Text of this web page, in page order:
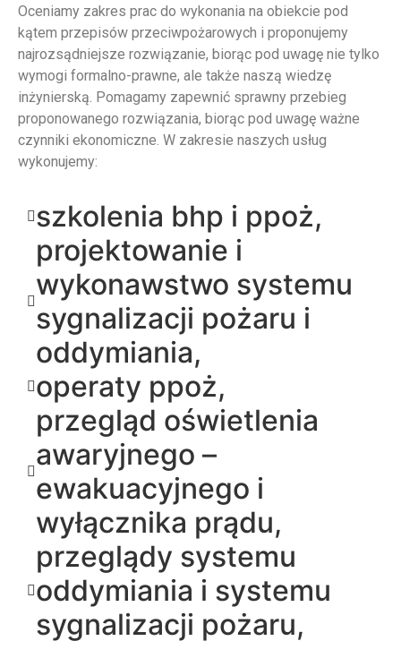
Oceniamy zakres prac do wykonania na obiekcie pod
kątem przepisów przeciwpożarowych i proponujemy
najrozsądniejsze rozwiązanie, biorąc pod uwagę nie tylko
wymogi formalno-prawne, ale także naszą wiedzę
inżynierską. Pomagamy zapewnić sprawny przebieg
proponowanego rozwiązania, biorąc pod uwagę ważne
czynniki ekonomiczne. W zakresie naszych usług
wykonujemy:
szkolenia bhp i ppoż,
projektowanie i
wykonawstwo systemu
sygnalizacji pożaru i
oddymiania,
operaty ppoż,
przegląd oświetlenia
awaryjnego –
ewakuacyjnego i
wyłącznika prądu,
przeglądy systemu
oddymiania i systemu
sygnalizacji pożaru,